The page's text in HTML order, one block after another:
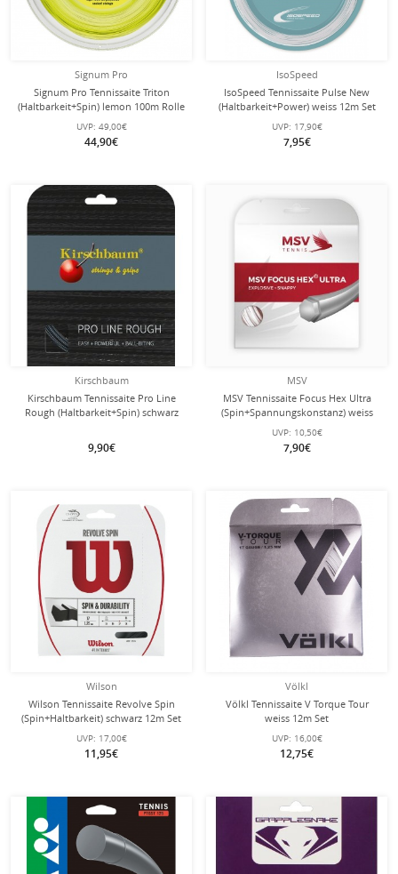
Signum Pro
Signum Pro Tennissaite Triton
(Haltbarkeit+Spin) lemon 100m Rolle
UVP: 49,00€
44,90€
IsoSpeed
IsoSpeed Tennissaite Pulse New
(Haltbarkeit+Power) weiss 12m Set
UVP: 17,90€
7,95€
Kirschbaum
Kirschbaum Tennissaite Pro Line
Rough (Haltbarkeit+Spin) schwarz
9,90€
MSV
MSV Tennissaite Focus Hex Ultra
(Spin+Spannungskonstanz) weiss
12m Set
UVP: 10,50€
7,90€
Wilson
Wilson Tennissaite Revolve Spin
(Spin+Haltbarkeit) schwarz 12m Set
UVP: 17,00€
11,95€
Völkl
Völkl Tennissaite V Torque Tour
weiss 12m Set
UVP: 16,00€
12,75€